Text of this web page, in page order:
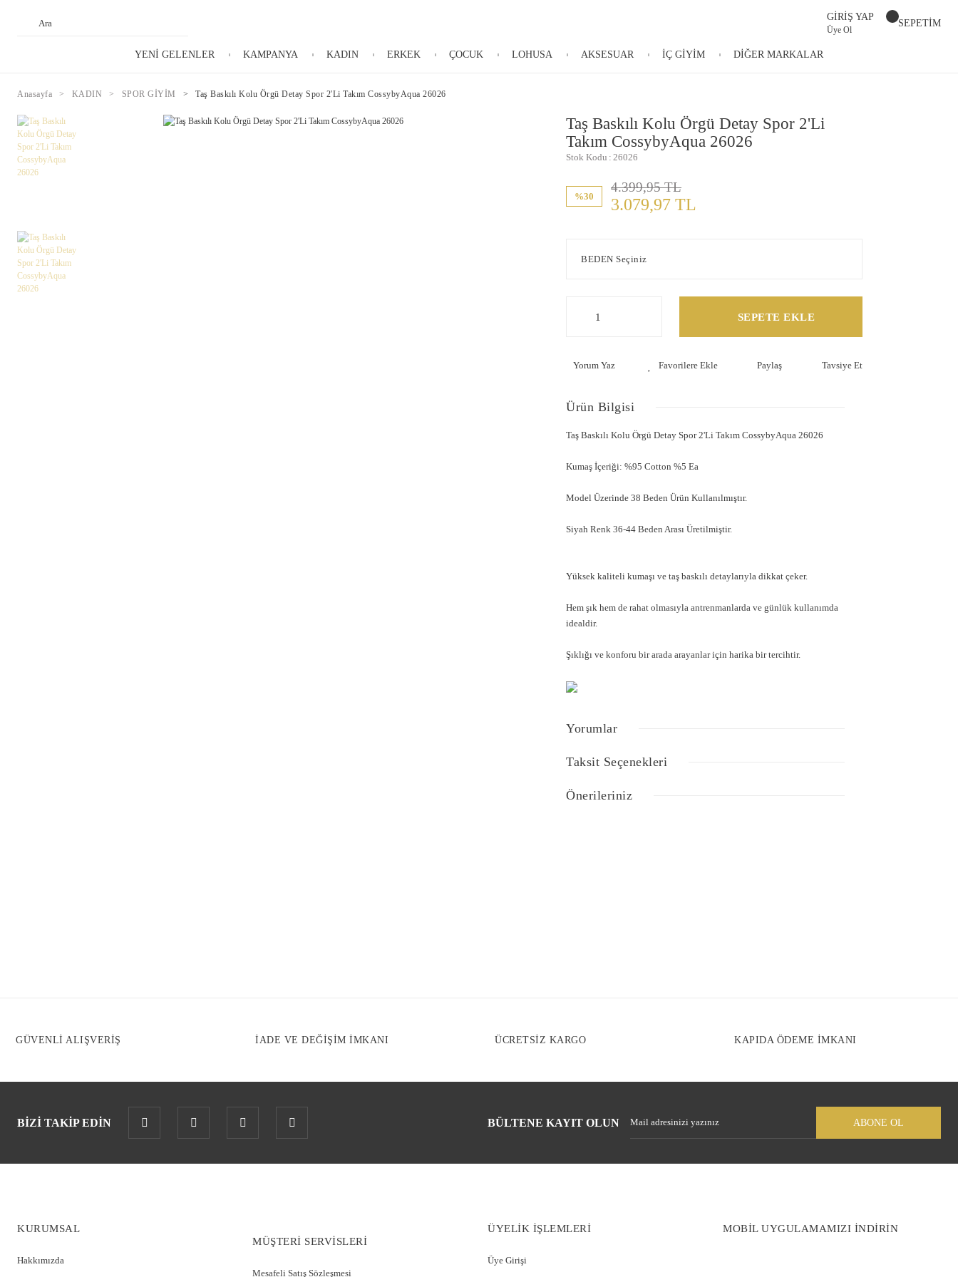
GİRİŞ YAP
Üye Ol
SEPETİM
YENİ GELENLER KAMPANYA KADIN ERKEK ÇOCUK LOHUSA AKSESUAR İÇ GİYİM DİĞER MARKALAR
Anasayfa KADIN SPOR GİYİM Taş Baskılı Kolu Örgü Detay Spor 2'Li Takım CossybyAqua 26026
Taş Baskılı Kolu Örgü Detay Spor 2'Li
Takım CossybyAqua 26026
Stok Kodu 26026
%30
4.399,95 TL
3.079,97 TL
SEPETE EKLE
Yorum Yaz Paylaş Tavsiye Et
Ürün Bilgisi
Taş Baskılı Kolu Örgü Detay Spor 2'Li Takım CossybyAqua 26026
Kumaş İçeriği: %95 Cotton %5 Ea
Model Üzerinde 38 Beden Ürün Kullanılmıştır.
Siyah Renk 36-44 Beden Arası Üretilmiştir.
Yüksek kaliteli kumaşı ve taş baskılı detaylarıyla dikkat çeker.
Hem şık hem de rahat olmasıyla antrenmanlarda ve günlük kullanımda
idealdir.
Şıklığı ve konforu bir arada arayanlar için harika bir tercihtir.
Yorumlar
Bu ürüne ilk yorumu siz yapın!
Taksit Seçenekleri
Önerileriniz
GÜVENLİ ALIŞVERİŞ İADE VE DEĞİŞİM İMKANI ÜCRETSİZ KARGO KAPIDA ÖDEME İMKANI
BİZİ TAKİP EDİN BÜLTENE KAYIT OLUN ABONE OL
KURUMSAL
Hakkımızda
MÜŞTERİ SERVİSLERİ
Mesafeli Satış Sözleşmesi
ÜYELİK İŞLEMLERİ
Üye Girişi
MOBİL UYGULAMAMIZI İNDİRİN